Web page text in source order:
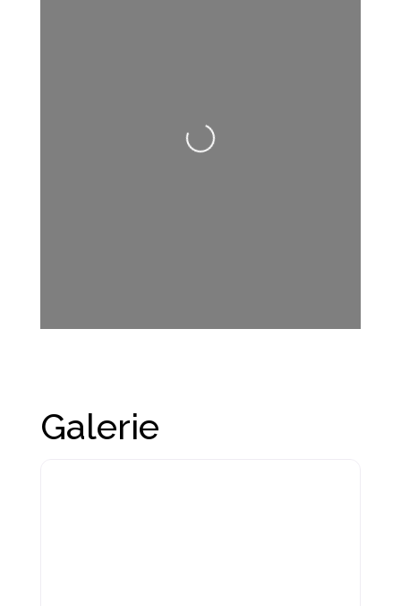
Loading...
Galerie